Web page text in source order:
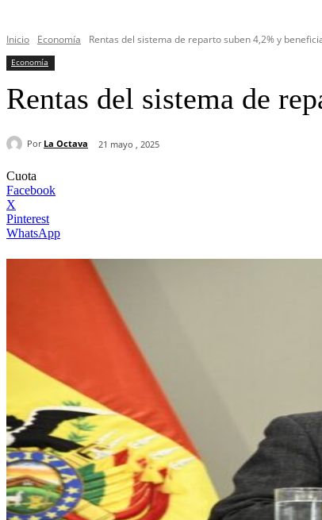
Inicio Economía Rentas del sistema de reparto suben 4,2% y
Economía
Rentas del sistema de
Por La Octava 21 mayo , 2025
Cuota
Facebook
X
Pinterest
WhatsApp